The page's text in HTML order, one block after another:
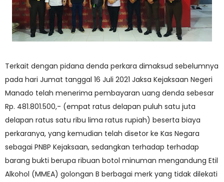
Terkait dengan pidana denda perkara dimaksud sebelumnya
pada hari Jumat tanggal 16 Juli 2021 Jaksa Kejaksaan Negeri
Manado telah menerima pembayaran uang denda sebesar
Rp. 481.801.500,- (empat ratus delapan puluh satu juta
delapan ratus satu ribu lima ratus rupiah) beserta biaya
perkaranya, yang kemudian telah disetor ke Kas Negara
sebagai PNBP Kejaksaan, sedangkan terhadap terhadap
barang bukti berupa ribuan botol minuman mengandung Etil
Alkohol (MMEA) golongan B berbagai merk yang tidak dilekati